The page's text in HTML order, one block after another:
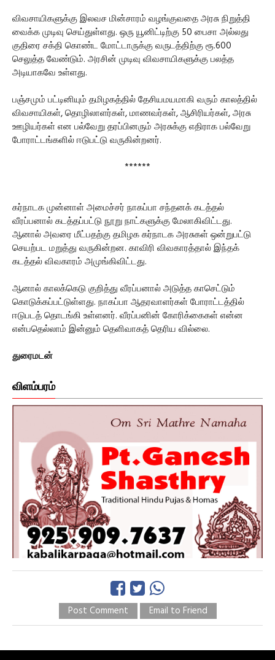
விவசாயிகளுக்கு இலவச மின்சாரம் வழங்குவதை அரசு நிறுத்தி
வைக்க முடிவு செய்துள்ளது. ஒரு யூனிட்டிற்கு 50 பைசா அல்லது
குதிரை சக்தி கொண்ட மோட்டாருக்கு வருடத்திற்கு ரூ.600
செலுத்த வேண்டும். அரசின் முடிவு விவசாயிகளுக்கு பலத்த
அடியாகவே உள்ளது.
பஞ்சமும் பட்டினியும் தமிழகத்தில் தேசியமயமாகி வரும் காலத்தில்
விவசாயிகள், தொழிலாளர்கள், மாணவர்கள், ஆசிரியர்கள், அரசு
ஊழியர்கள் என பல்வேறு தரப்பினரும் அரசுக்கு எதிராக பல்வேறு
போராட்டங்களில் ஈடுபட்டு வருகின்றனர்.
******
கர்நாடக முன்னாள் அமைச்சர் நாகப்பா சந்தனக் கடத்தல்
வீரப்பனால் கடத்தப்பட்டு நூறு நாட்களுக்கு மேலாகிவிட்டது.
ஆனால் அவரை மீட்பதற்கு தமிழக கர்நாடக அரசுகள் ஒன்றுபட்டு
செயற்பட மறுத்து வருகின்றன. காவிரி விவகாரத்தால் இந்தக்
கடத்தல் விவகாரம் அமுங்கிவிட்டது.
ஆனால் காலக்கெடு குறித்து வீரப்பனால் அடுத்த காசெட்டும்
கொடுக்கப்பட்டுள்ளது. நாகப்பா ஆதரவாளர்கள் போராட்டத்தில்
ஈடுபடத் தொடங்கி உள்ளனர். வீரப்பனின் கோரிக்கைகள் என்ன
என்பதெல்லாம் இன்னும் தெளிவாகத் தெரிய வில்லை.
துரைமடன்
விளம்பரம்
Post Comment Email to Friend